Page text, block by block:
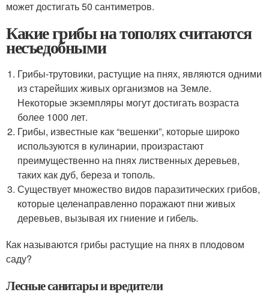
может достигать 50 сантиметров.
Какие грибы на тополях считаются
несъедобными
Грибы-трутовики, растущие на пнях, являются одними
из старейших живых организмов на Земле.
Некоторые экземпляры могут достигать возраста
более 1000 лет.
Грибы, известные как “вешенки”, которые широко
используются в кулинарии, произрастают
преимущественно на пнях лиственных деревьев,
таких как дуб, береза и тополь.
Существует множество видов паразитических грибов,
которые целенаправленно поражают пни живых
деревьев, вызывая их гниение и гибель.
Как называются грибы растущие на пнях в плодовом
саду?
Лесные санитары и вредители